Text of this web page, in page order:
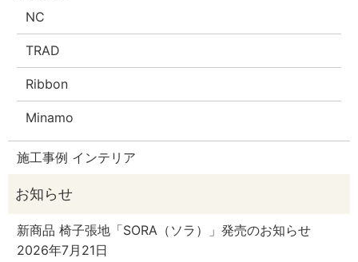
NC
TRAD
Ribbon
Minamo
施工事例 インテリア
新商品 椅子張地「SORA（ソラ）」発売のお知らせ
2026年7月21日